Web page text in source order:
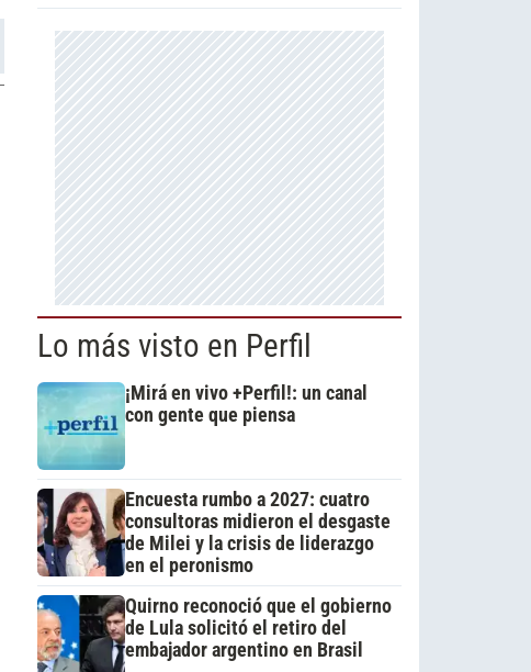
Lo más visto en Perfil
¡Mirá en vivo +Perfil!: un canal
con gente que piensa
Encuesta rumbo a 2027: cuatro
consultoras midieron el desgaste
de Milei y la crisis de liderazgo
en el peronismo
Quirno reconoció que el gobierno
de Lula solicitó el retiro del
embajador argentino en Brasil